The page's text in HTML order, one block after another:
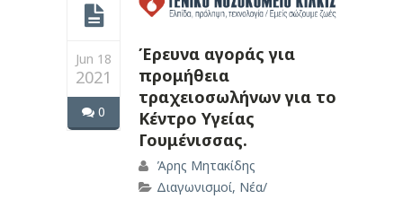
Jun 18
2021
0
Έρευνα αγοράς για
προμήθεια
τραχειοσωλήνων για το
Κέντρο Υγείας
Γουμένισσας.
Άρης Μητακίδης
Διαγωνισμοί, Νέα/